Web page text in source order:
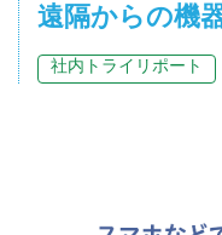
遠隔からの機
社内トライリポート